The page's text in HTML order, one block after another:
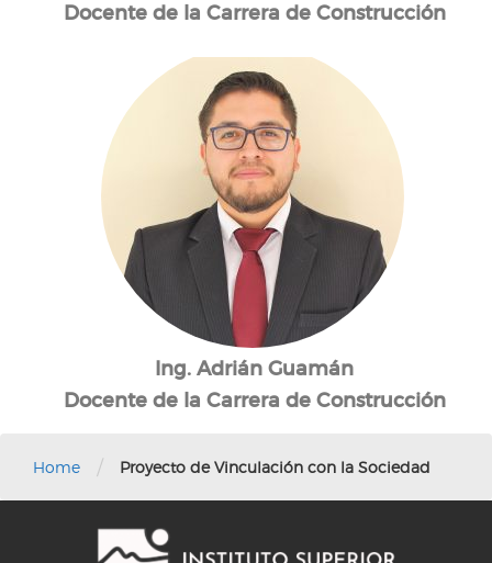
Docente de la Carrera de Construcción
Ing. Adrián Guamán
Docente de la Carrera de Construcción
Home / Proyecto de Vinculación con la Sociedad